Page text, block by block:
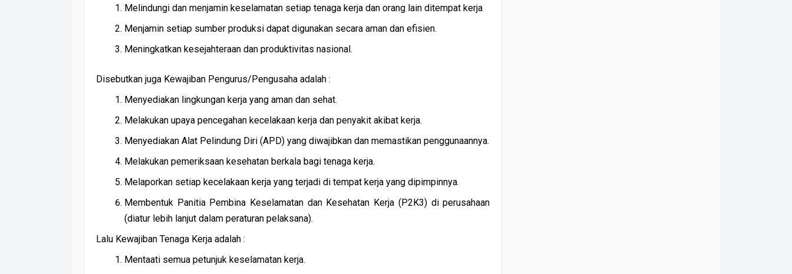
Melindungi dan menjamin keselamatan setiap tenaga kerja dan orang lain ditempat kerja
Menjamin setiap sumber produksi dapat digunakan secara aman dan efisien.
Meningkatkan kesejahteraan dan produktivitas nasional.
Disebutkan juga Kewajiban Pengurus/Pengusaha adalah :
Menyediakan lingkungan kerja yang aman dan sehat.
Melakukan upaya pencegahan kecelakaan kerja dan penyakit akibat kerja.
Menyediakan Alat Pelindung Diri (APD) yang diwajibkan dan memastikan penggunaannya.
Melakukan pemeriksaan kesehatan berkala bagi tenaga kerja.
Melaporkan setiap kecelakaan kerja yang terjadi di tempat kerja yang dipimpinnya.
Membentuk Panitia Pembina Keselamatan dan Kesehatan Kerja (P2K3) di perusahaan
(diatur lebih lanjut dalam peraturan pelaksana).
Lalu Kewajiban Tenaga Kerja adalah :
Mentaati semua petunjuk keselamatan kerja.